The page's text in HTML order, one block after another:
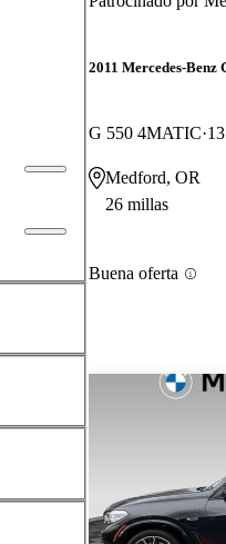
2011 Mercedes-Benz
G 550 4MATIC
Medford, OR
26 millas
Buena oferta